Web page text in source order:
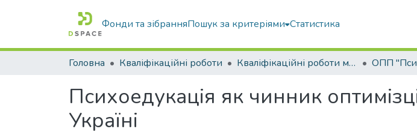
Фонди та зібранняПошук за критеріями Статистика
Головна Кваліфікаційні роботи Кваліфікаційні роботи магістрів ОПП
Психоедукація як чинник
Україні